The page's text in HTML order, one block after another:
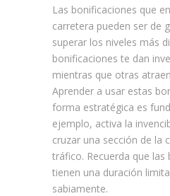
Las bonificaciones que
carretera pueden ser de
superar los niveles más
bonificaciones te dan
mientras que otras
Aprender a usar estas
forma estratégica es
ejemplo, activa la
cruzar una sección de la
tráfico. Recuerda que las
tienen una duración
sabiamente.